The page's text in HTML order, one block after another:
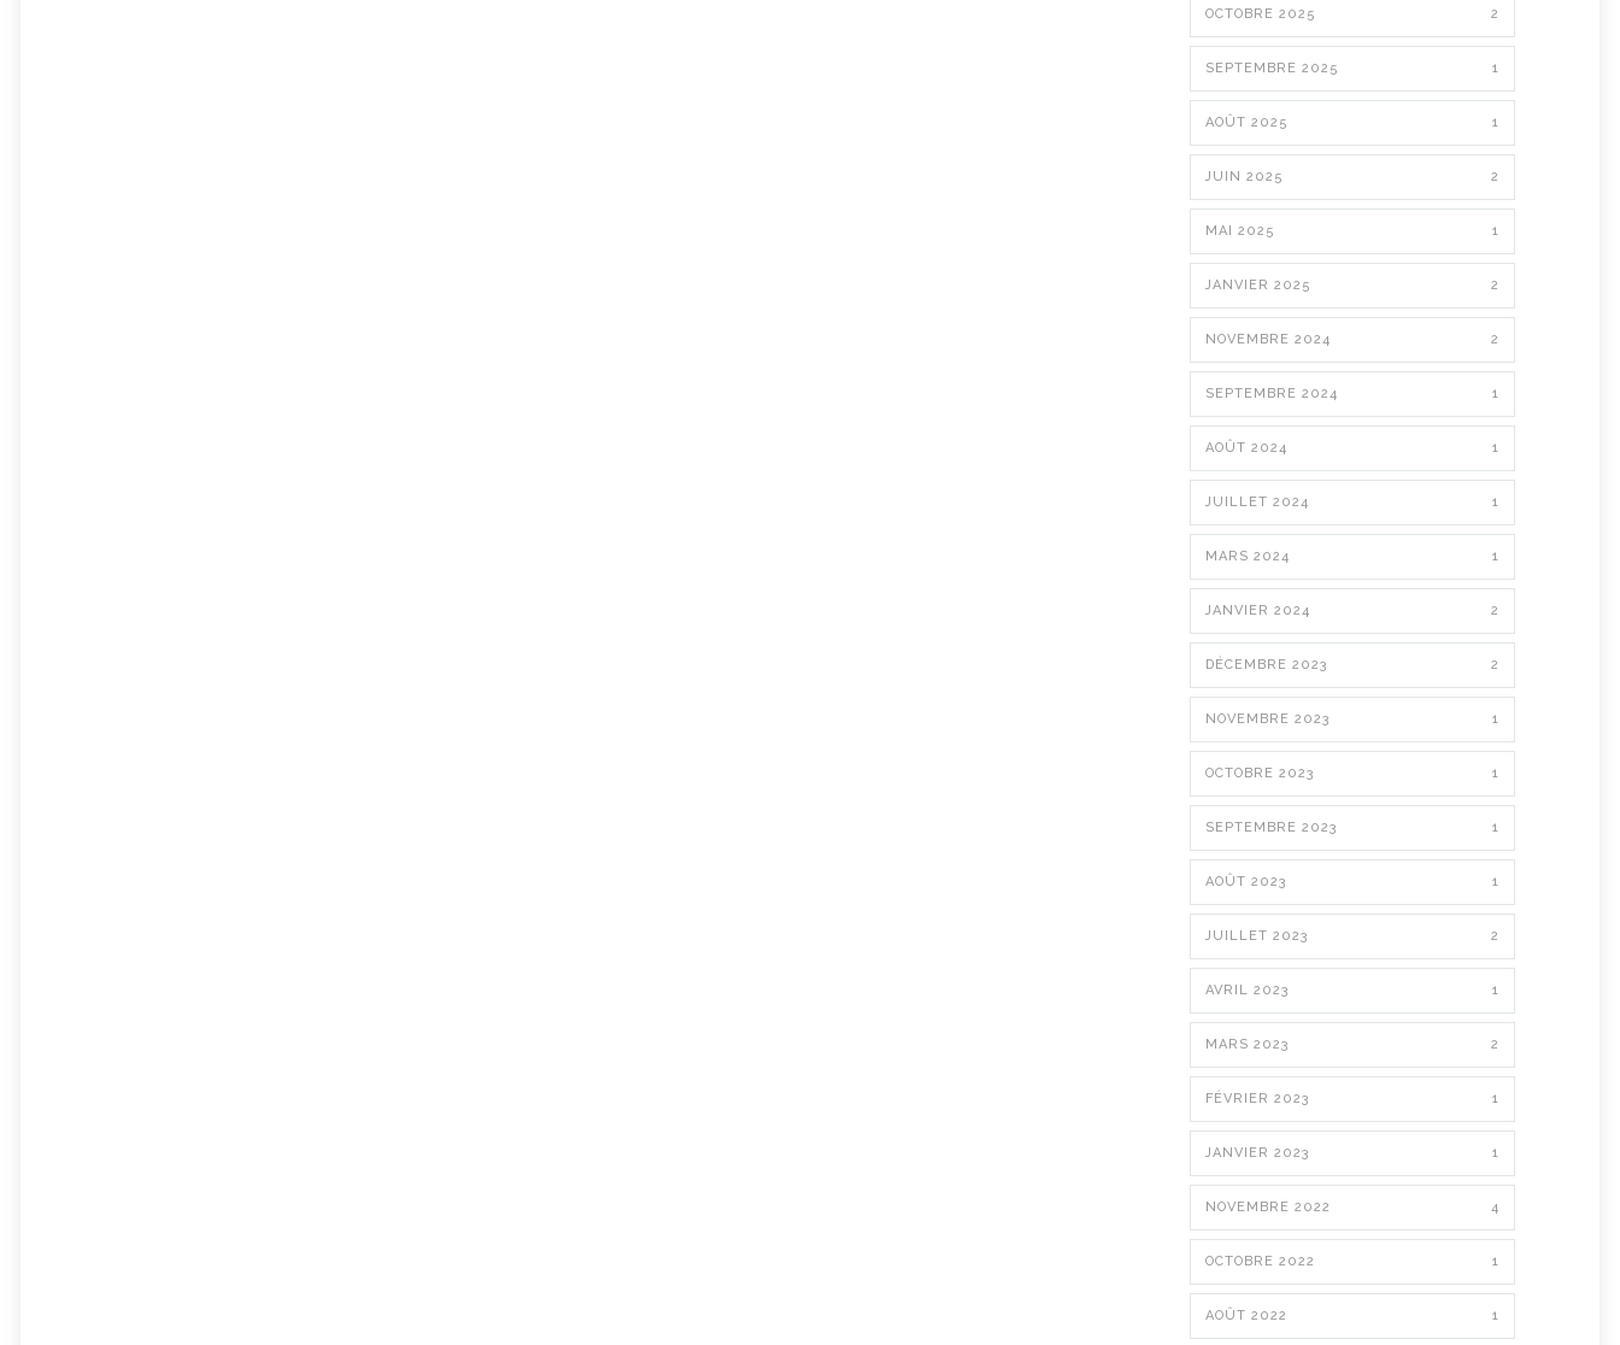
OCTOBRE 2025 2
SEPTEMBRE 2025 1
AOÛT 2025 1
JUIN 2025 2
MAI 2025 1
JANVIER 2025 2
NOVEMBRE 2024 2
SEPTEMBRE 2024 1
AOÛT 2024 1
JUILLET 2024 1
MARS 2024 1
JANVIER 2024 2
DÉCEMBRE 2023 2
NOVEMBRE 2023 1
OCTOBRE 2023 1
SEPTEMBRE 2023 1
AOÛT 2023 1
JUILLET 2023 2
AVRIL 2023 1
MARS 2023 2
FÉVRIER 2023 1
JANVIER 2023 1
NOVEMBRE 2022 4
OCTOBRE 2022 1
AOÛT 2022 1